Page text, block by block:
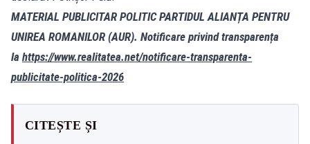
MATERIAL PUBLICITAR POLITIC PARTIDUL ALIANȚA PENTRU
UNIREA ROMANILOR (AUR). Notificare privind transparența
la https://www.realitatea.net/notificare-transparenta-
publicitate-politica-2026
CITEȘTE ȘI